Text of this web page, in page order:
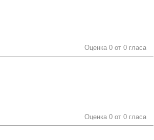
Оценка 0 от 0 гласа
Оценка 0 от 0 гласа